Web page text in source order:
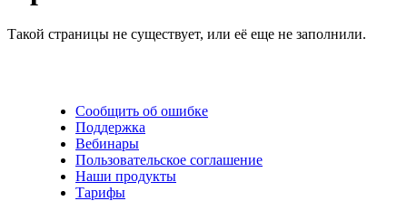
Такой страницы не существует, или её еще не заполнили.
Сообщить об ошибке
Поддержка
Вебинары
Пользовательское соглашение
Наши продукты
Тарифы